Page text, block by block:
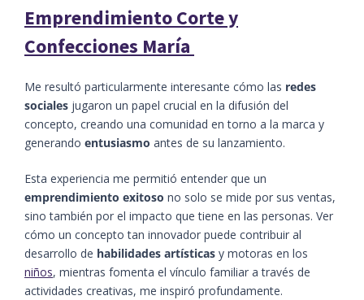
Emprendimiento Corte y
Confecciones María
Me resultó particularmente interesante cómo las redes
sociales jugaron un papel crucial en la difusión del
concepto, creando una comunidad en torno a la marca y
generando entusiasmo antes de su lanzamiento.
Esta experiencia me permitió entender que un
emprendimiento exitoso no solo se mide por sus ventas,
sino también por el impacto que tiene en las personas. Ver
cómo un concepto tan innovador puede contribuir al
desarrollo de habilidades artísticas y motoras en los
niños, mientras fomenta el vínculo familiar a través de
actividades creativas, me inspiró profundamente.